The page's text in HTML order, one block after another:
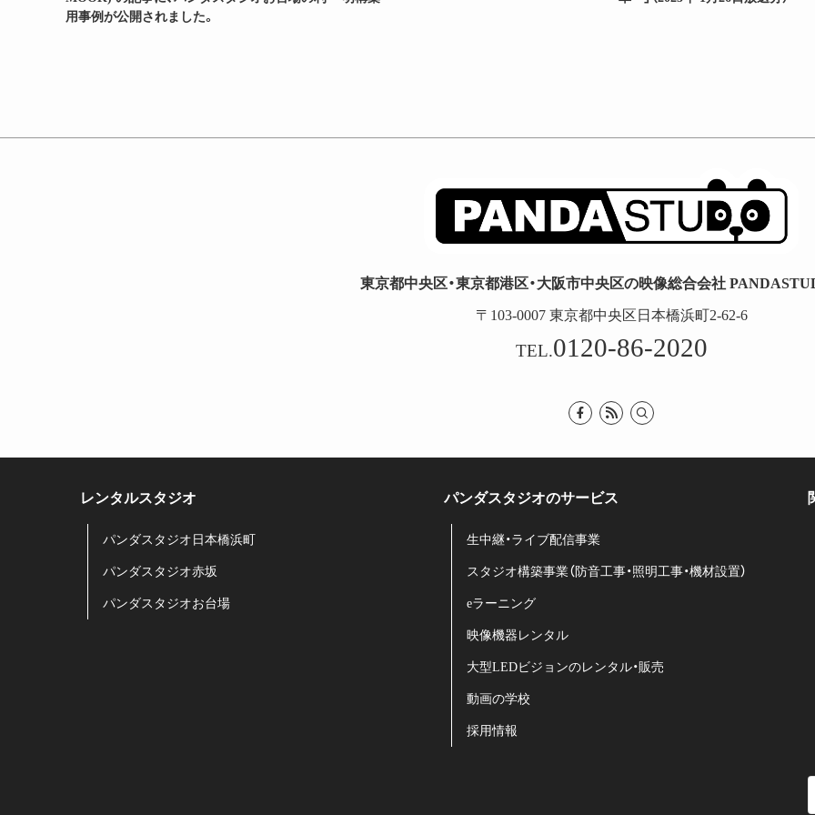
用事例が公開されました。
東京都中央区・東京都港区・大阪市中央区の映像総合会社
〒103-0007 東京都中央区日本橋浜町2-62-6
TEL.0120-86-2020
レンタルスタジオ
パンダスタジオ日本橋浜町
パンダスタジオ赤坂
パンダスタジオお台場
パンダスタジオのサービス
生中継・ライブ配信事業
スタジオ構築事業（防音工事・照明工事・機材設置）
eラーニング
映像機器レンタル
大型LEDビジョンのレンタル・販売
動画の学校
採用情報